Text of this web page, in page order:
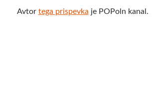
Avtor tega prispevka je POPoln kanal.